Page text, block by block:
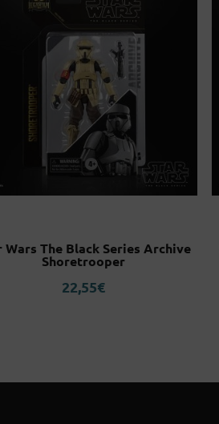
Wars The Black Series Archive
Shoretrooper
22,55€